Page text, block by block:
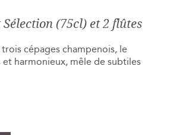
(75cl) et 2 flûtes
cépages champenois, le
et harmonieux, mêle de subtiles